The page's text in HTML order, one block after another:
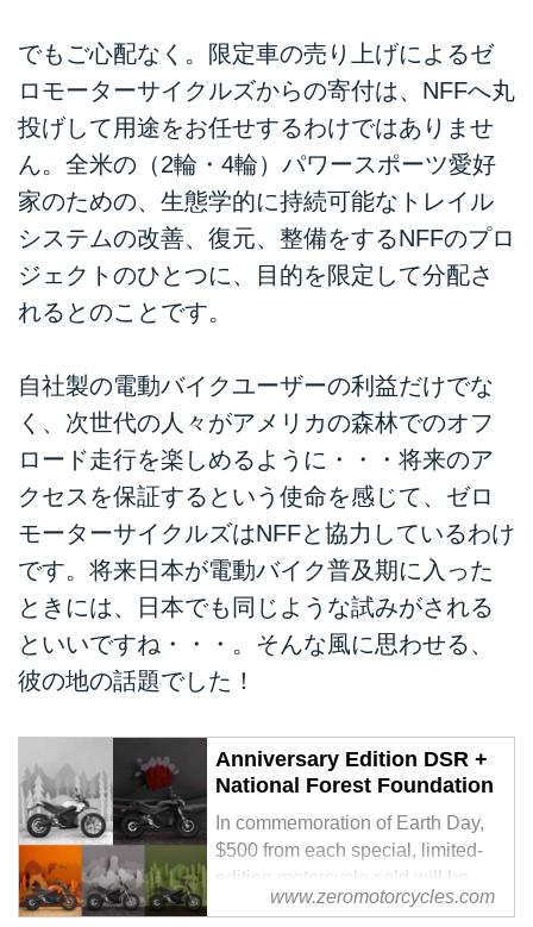
でもご心配なく。限定車の売り上げによるゼ
ロモーターサイクルズからの寄付は、NFFへ丸
投げして用途をお任せするわけではありませ
ん。全米の（2輪・4輪）パワースポーツ愛好
家のための、生態学的に持続可能なトレイル
システムの改善、復元、整備をするNFFのプロ
ジェクトのひとつに、目的を限定して分配さ
れるとのことです。
自社製の電動バイクユーザーの利益だけでな
く、次世代の人々がアメリカの森林でのオフ
ロード走行を楽しめるように・・・将来のア
クセスを保証するという使命を感じて、ゼロ
モーターサイクルズはNFFと協力しているわけ
です。将来日本が電動バイク普及期に入った
ときには、日本でも同じような試みがされる
といいですね・・・。そんな風に思わせる、
彼の地の話題でした！
Anniversary Edition DSR +
National Forest Foundation
In commemoration of Earth Day,
$500 from each special, limited-
edition motorcycle sold will be
given directly to the National
www.zeromotorcycles.com